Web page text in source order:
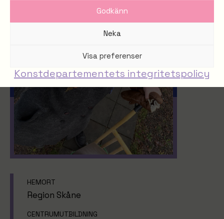
Godkänn
Neka
Visa preferenser
Konstdepartementets integritetspolicy
HEMORT
Region Skåne
CENTRUMUTBILDNING